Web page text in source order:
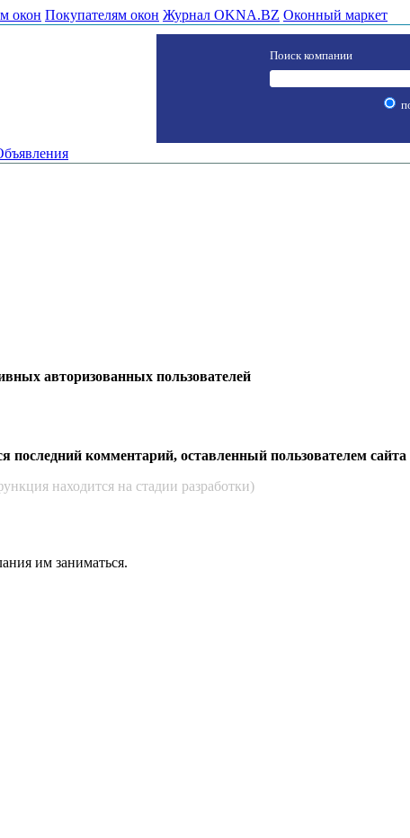
окон Покупателям окон Журнал OKNA.BZ Оконный маркет
Поиск компании
авторизованных пользователей
последний комментарий, оставленный пользователем сайта
находится на стадии разработки)
им за­нимать­ся.